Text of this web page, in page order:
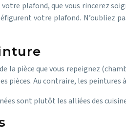
plafond, que vous rincerez
votre plafond. N’oubliez
la pièce que vous repeignez
Au contraire, les peintures
sont plutôt les alliées des